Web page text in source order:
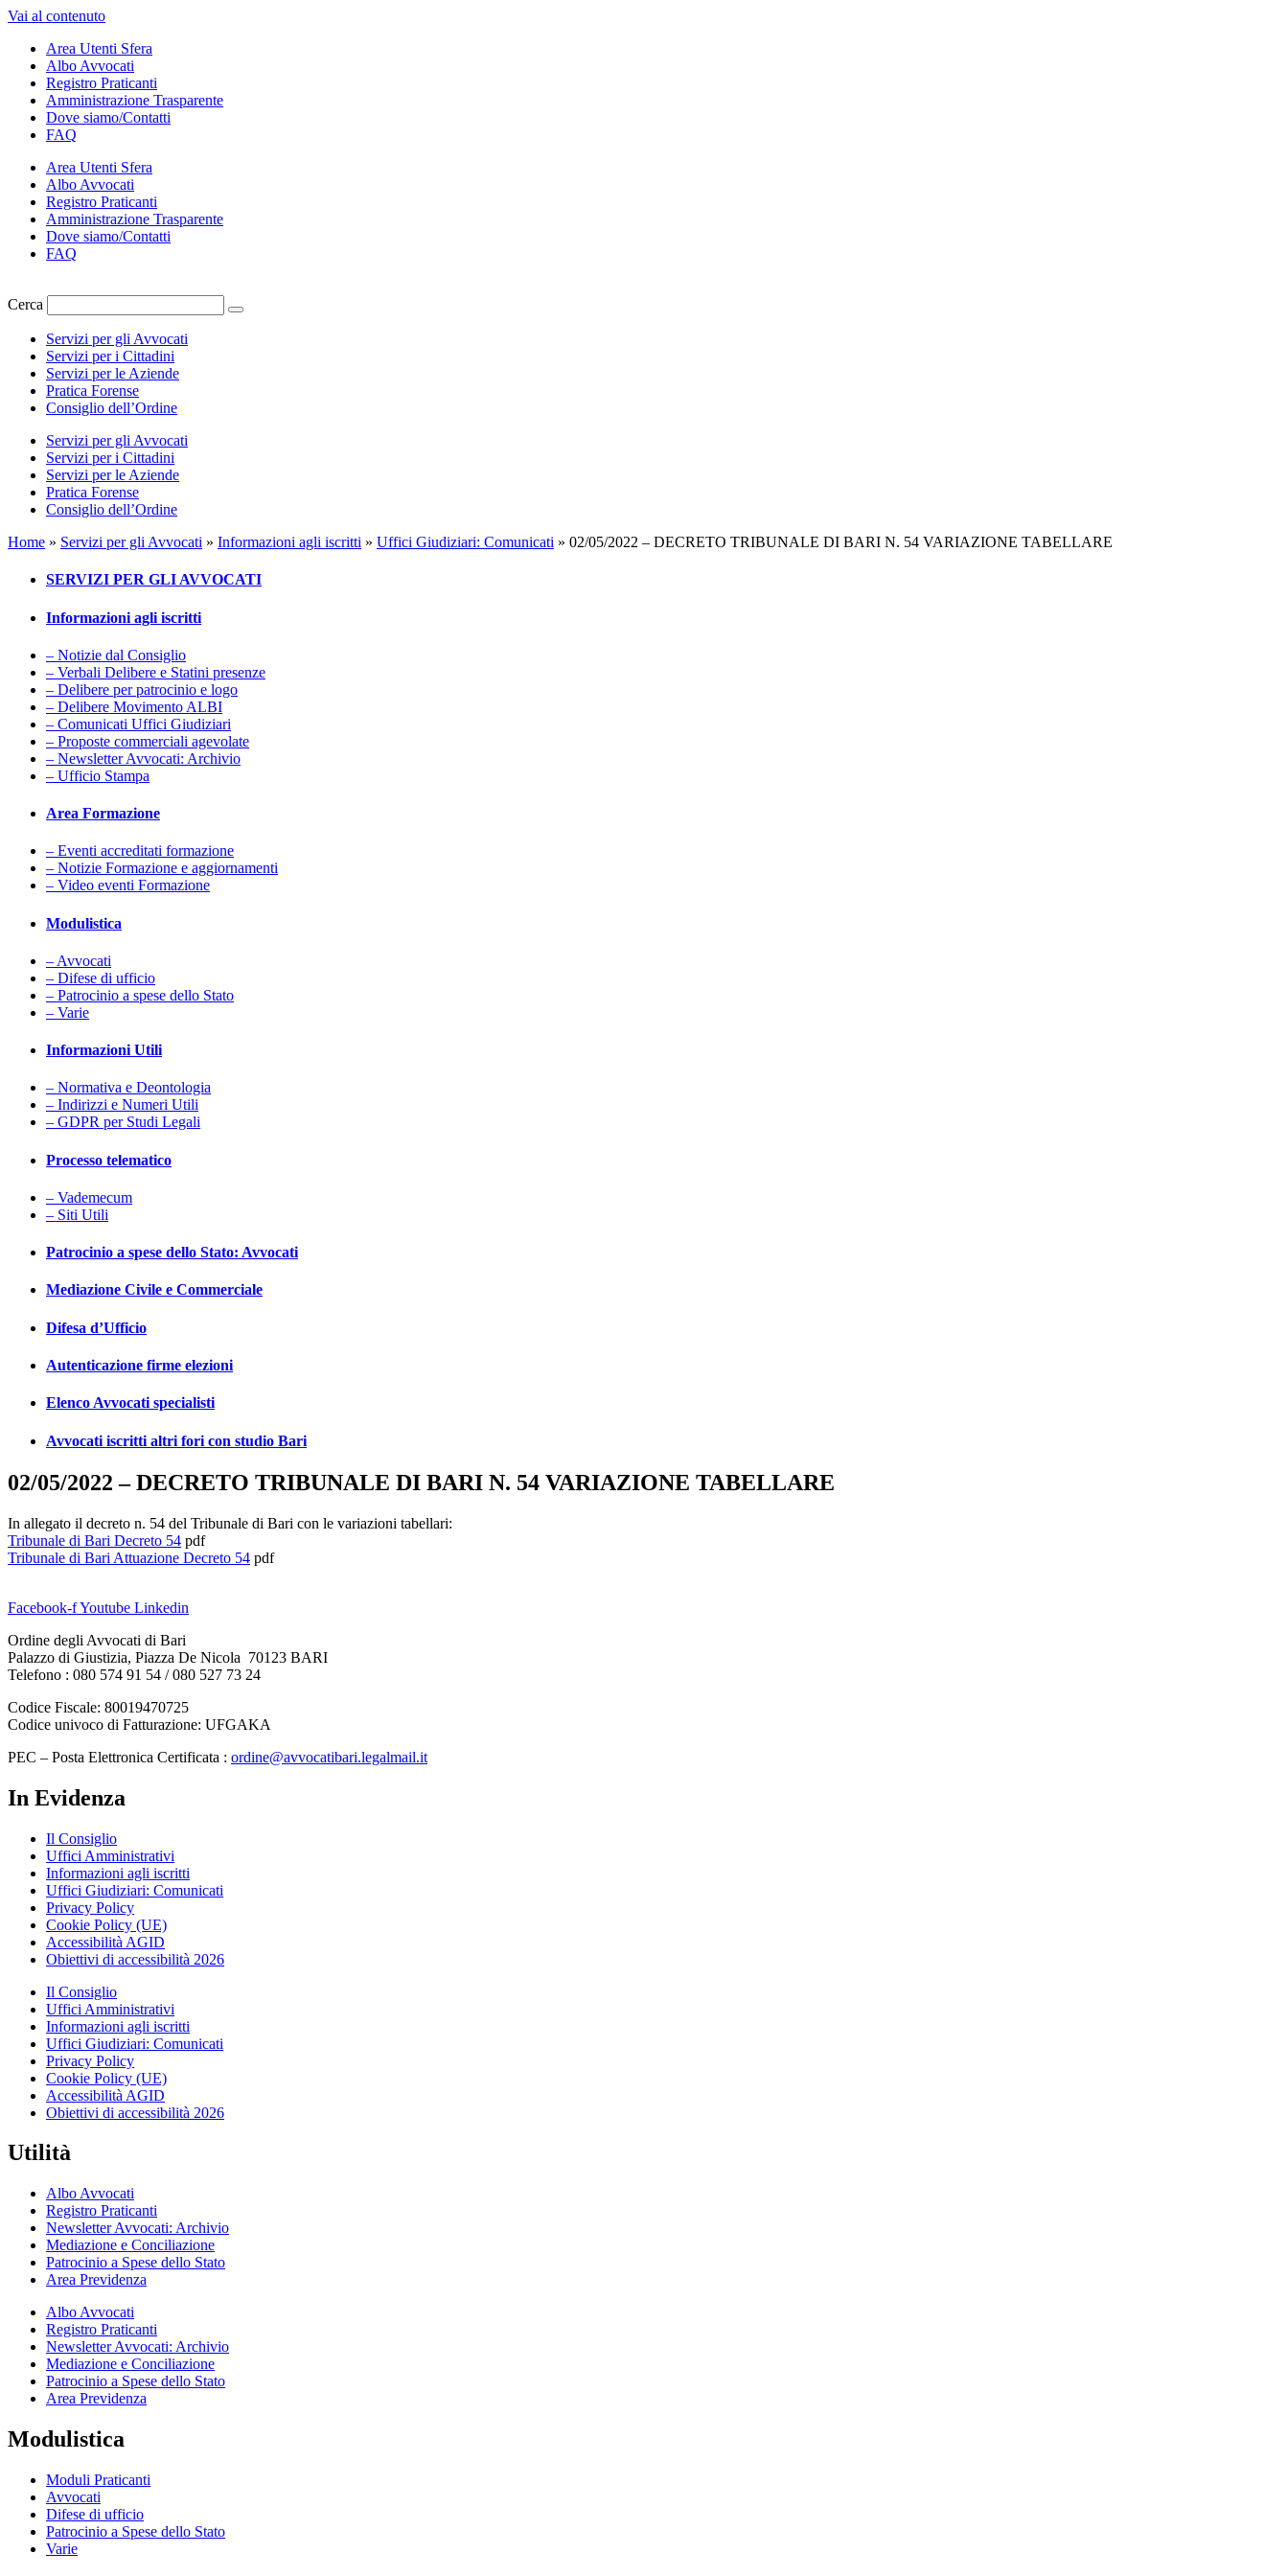
Vai al contenuto
Area Utenti Sfera
Albo Avvocati
Registro Praticanti
Amministrazione Trasparente
Dove siamo/Contatti
FAQ
Area Utenti Sfera
Albo Avvocati
Registro Praticanti
Amministrazione Trasparente
Dove siamo/Contatti
FAQ
Cerca
Servizi per gli Avvocati
Servizi per i Cittadini
Servizi per le Aziende
Pratica Forense
Consiglio dell’Ordine
Servizi per gli Avvocati
Servizi per i Cittadini
Servizi per le Aziende
Pratica Forense
Consiglio dell’Ordine
Home » Servizi per gli Avvocati » Informazioni agli iscritti » Uffici Giudiziari: Comunicati » 02/05/2022 – DECRETO TRIBUNALE DI BARI N. 54 VARIAZIONE TABELLARE
SERVIZI PER GLI AVVOCATI
Informazioni agli iscritti
– Notizie dal Consiglio
– Verbali Delibere e Statini presenze
– Delibere per patrocinio e logo
– Delibere Movimento ALBI
– Comunicati Uffici Giudiziari
– Proposte commerciali agevolate
– Newsletter Avvocati: Archivio
– Ufficio Stampa
Area Formazione
– Eventi accreditati formazione
– Notizie Formazione e aggiornamenti
– Video eventi Formazione
Modulistica
– Avvocati
– Difese di ufficio
– Patrocinio a spese dello Stato
– Varie
Informazioni Utili
– Normativa e Deontologia
– Indirizzi e Numeri Utili
– GDPR per Studi Legali
Processo telematico
– Vademecum
– Siti Utili
Patrocinio a spese dello Stato: Avvocati
Mediazione Civile e Commerciale
Difesa d’Ufficio
Autenticazione firme elezioni
Elenco Avvocati specialisti
Avvocati iscritti altri fori con studio Bari
02/05/2022 – DECRETO TRIBUNALE DI BARI N. 54 VARIAZIONE TABELLARE
In allegato il decreto n. 54 del Tribunale di Bari con le variazioni tabellari:
Tribunale di Bari Decreto 54 pdf
Tribunale di Bari Attuazione Decreto 54 pdf
Facebook-fYoutube Linkedin
Ordine degli Avvocati di Bari
Palazzo di Giustizia, Piazza De Nicola 70123 BARI
Telefono : 080 574 91 54 / 080 527 73 24
Codice Fiscale: 80019470725
Codice univoco di Fatturazione: UFGAKA
PEC – Posta Elettronica Certificata : ordine@avvocatibari.legalmail.it
In Evidenza
Il Consiglio
Uffici Amministrativi
Informazioni agli iscritti
Uffici Giudiziari: Comunicati
Privacy Policy
Cookie Policy (UE)
Accessibilità AGID
Obiettivi di accessibilità 2026
Il Consiglio
Uffici Amministrativi
Informazioni agli iscritti
Uffici Giudiziari: Comunicati
Privacy Policy
Cookie Policy (UE)
Accessibilità AGID
Obiettivi di accessibilità 2026
Utilità
Albo Avvocati
Registro Praticanti
Newsletter Avvocati: Archivio
Mediazione e Conciliazione
Patrocinio a Spese dello Stato
Area Previdenza
Albo Avvocati
Registro Praticanti
Newsletter Avvocati: Archivio
Mediazione e Conciliazione
Patrocinio a Spese dello Stato
Area Previdenza
Modulistica
Moduli Praticanti
Avvocati
Difese di ufficio
Patrocinio a Spese dello Stato
Varie